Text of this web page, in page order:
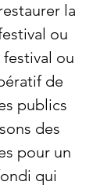
la
ou
ou
de
publics
des
pour un
qui